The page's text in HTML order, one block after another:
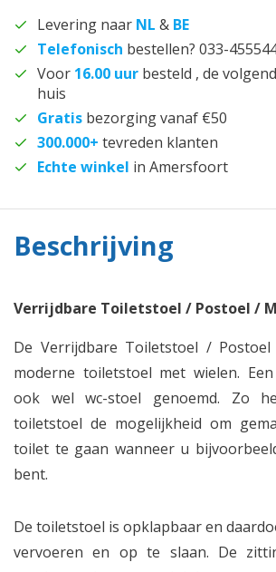
Levering naar NL & BE
Telefonisch bestellen? 033-
Voor 16.00 uur besteld , de
huis
Gratis bezorging vanaf €50
300.000+ tevreden klanten
Echte winkel in Amersfoort
Beschrijving
Verrijdbare Toiletstoel / Postoel /
De Verrijdbare Toiletstoel /
moderne toiletstoel met wielen.
ook wel wc-stoel genoemd. Zo
toiletstoel de mogelijkheid om
toilet te gaan wanneer u
bent.
De toiletstoel is opklapbaar en
vervoeren en op te slaan. De